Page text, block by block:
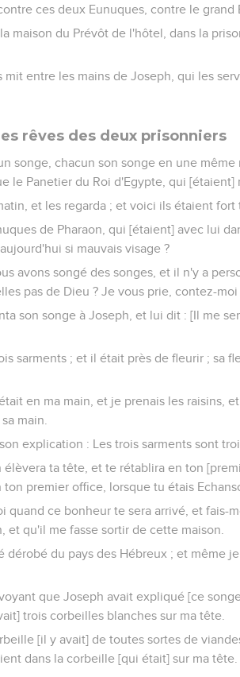
ces deux Eunuques, contre le grand
maison du Prévôt de l'hôtel, dans la
mit entre les mains de Joseph, qui les
rêves des deux prisonniers
songe, chacun son songe en une
le Panetier du Roi d'Egypte, qui [étaient]
et les regarda ; et voici ils étaient fort
de Pharaon, qui [étaient] avec lui
si mauvais visage ?
avons songé des songes, et il n'y a
pas de Dieu ? Je vous prie, contez-moi
son songe à Joseph, et lui dit : [Il me
sarments ; et il était près de fleurir ; sa
en ma main, et je prenais les raisins,
main.
explication : Les trois sarments sont
élèvera ta tête, et te rétablira en ton
ton premier office, lorsque tu étais
quand ce bonheur te sera arrivé, et fais-
et qu'il me fasse sortir de cette maison.
dérobé du pays des Hébreux ; et même
que Joseph avait expliqué [ce
trois corbeilles blanches sur ma tête.
[il y avait] de toutes sortes de
dans la corbeille [qui était] sur ma tête.